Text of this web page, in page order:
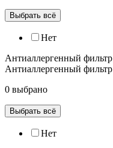
Выбрать всё
Нет
Антиаллергенный фильтр
Антиаллергенный фильтр
0 выбрано
Выбрать всё
Нет